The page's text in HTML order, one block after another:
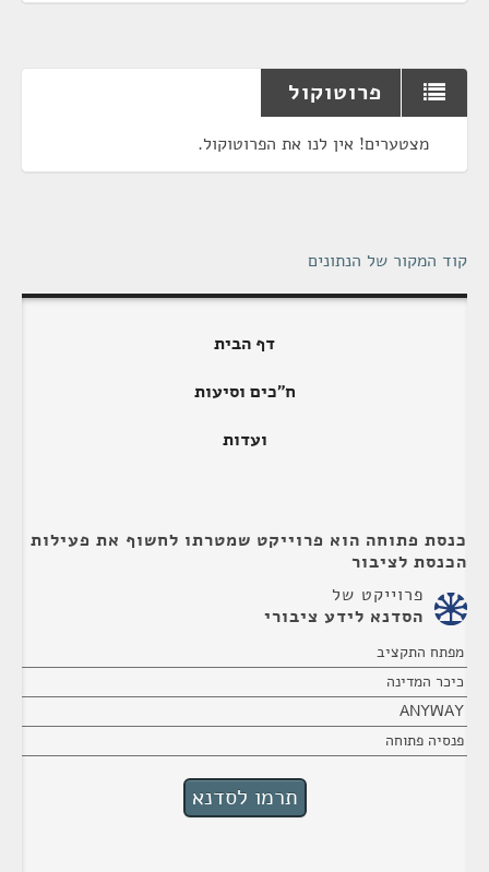
פרוטוקול
מצטערים! אין לנו את הפרוטוקול.
קוד המקור של הנתונים
דף הבית
ח"כים וסיעות
ועדות
כנסת פתוחה הוא פרוייקט שמטרתו לחשוף את פעילות
הכנסת לציבור
פרוייקט של
הסדנא לידע ציבורי
מפתח התקציב
כיכר המדינה
ANYWAY
פנסיה פתוחה